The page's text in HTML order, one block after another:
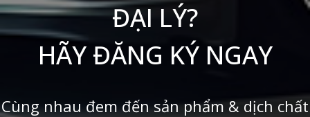
ĐẠI LÝ?
HÃY ĐĂNG KÝ NGAY
Cùng nhau đem đến sản phẩm & dịch chất